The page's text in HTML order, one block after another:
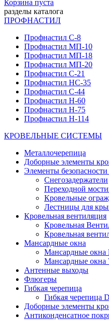
Корзина пуста
разделы каталога
ПРОФНАСТИЛ
Профнастил С-8
Профнастил МП-10
Профнастил МП-18
Профнастил МП-20
Профнастил С-21
Профнастил НС-35
Профнастил С-44
Профнастил Н-60
Профнастил Н-75
Профнастил Н-114
КРОВЕЛЬНЫЕ СИСТЕМЫ
Металлочерепица
Доборные элементы
Элементы
Снегозадержатели
Переходной
Кровельные
Лестницы для
Кровельная вентиляция
Кровельная
Кровельная
Мансардные окна
Мансардные окна
Мансардные
Антенные выходы
Флюгеры
Гибкая черепица
Гибкая черепица
Доборные элементы
Антиконденсатное